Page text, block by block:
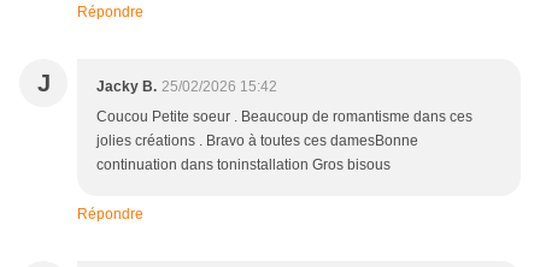
Répondre
J Jacky B. 25/02/2026 15:42
Coucou Petite soeur . Beaucoup de romantisme dans ces
jolies créations . Bravo à toutes ces damesBonne
continuation dans toninstallation Gros bisous
Répondre